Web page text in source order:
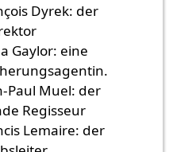
Dyrek: der
Gaylor: eine
Paul Muel: der
Regisseur
Lemaire: der